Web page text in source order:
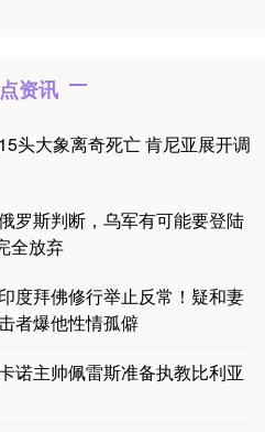
资讯
头大象离奇死亡 肯尼亚展开调
罗斯判断，乌军有可能要登陆
全放弃
度拜佛修行举止反常！疑和妻
者爆他性情孤僻
诺主帅佩雷斯准备执教比利亚